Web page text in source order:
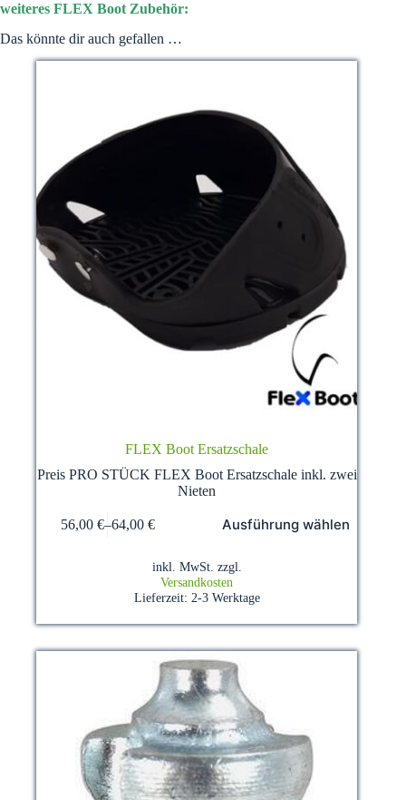
weiteres FLEX Boot Zubehör:
Das könnte dir auch gefallen …
FLEX Boot Ersatzschale
Preis PRO STÜCK FLEX Boot Ersatzschale inkl. zwei
Nieten
56,00 €–64,00 € Ausführung wählen
Produkt
Optionen
inkl. MwSt. zzgl.
Versandkosten
Lieferzeit: 2-3 Werktage